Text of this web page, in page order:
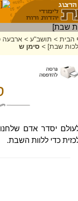
הבית > תושב"ע > ארבעה
שבת] > סימן ש
יסדר אדם
כדי ללוות השבת.